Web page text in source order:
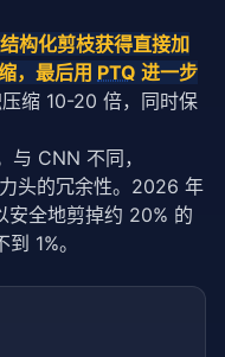
构化剪枝获得直接加
，最后用 PTQ 进一步
缩 10-20 倍，同时保
与 CNN 不同，
头的冗余性。2026 年
安全地剪掉约 20% 的
1%。